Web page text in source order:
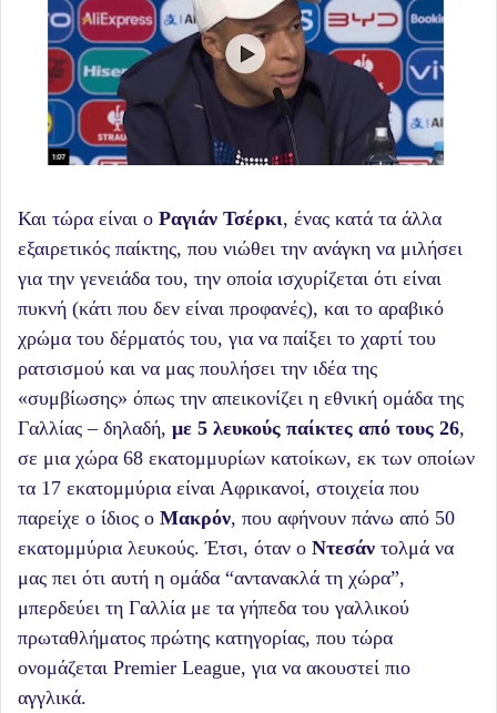
Και τώρα είναι ο Ραγιάν Τσέρκι, ένας κατά τα άλλα
εξαιρετικός παίκτης, που νιώθει την ανάγκη να μιλήσει
για την γενειάδα του, την οποία ισχυρίζεται ότι είναι
πυκνή (κάτι που δεν είναι προφανές), και το αραβικό
χρώμα του δέρματός του, για να παίξει το χαρτί του
ρατσισμού και να μας πουλήσει την ιδέα της
«συμβίωσης» όπως την απεικονίζει η εθνική ομάδα της
Γαλλίας – δηλαδή, με 5 λευκούς παίκτες από τους 26,
σε μια χώρα 68 εκατομμυρίων κατοίκων, εκ των οποίων
τα 17 εκατομμύρια είναι Αφρικανοί, στοιχεία που
παρείχε ο ίδιος ο Μακρόν, που αφήνουν πάνω από 50
εκατομμύρια λευκούς. Έτσι, όταν ο Ντεσάν τολμά να
μας πει ότι αυτή η ομάδα “αντανακλά τη χώρα”,
μπερδεύει τη Γαλλία με τα γήπεδα του γαλλικού
πρωταθλήματος πρώτης κατηγορίας, που τώρα
ονομάζεται Premier League, για να ακουστεί πιο
αγγλικά.